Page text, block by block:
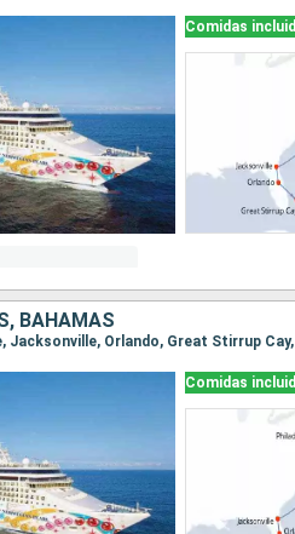
Comidas
BAHAMAS
Jacksonville, Orlando, Great Stirrup
Comidas